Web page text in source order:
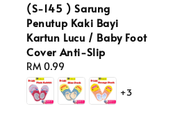
(S-145 ) Sarung
Penutup Kaki Bayi
Kartun Lucu / Baby Foot
Cover Anti-Slip
Regular
price
RM 0.99
+3